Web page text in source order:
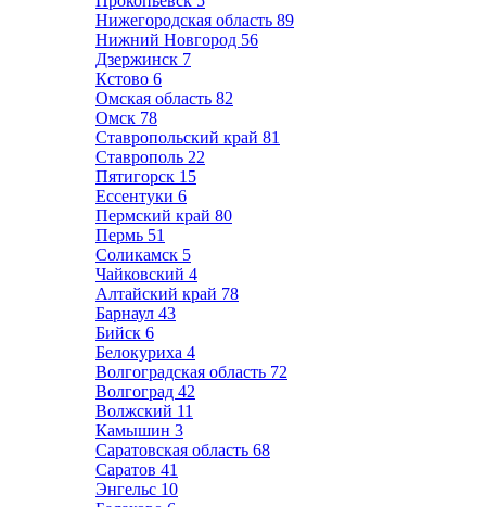
Нижегородская область 89
Нижний Новгород 56
Дзержинск 7
Кстово 6
Омская область 82
Омск 78
Ставропольский край 81
Ставрополь 22
Пятигорск 15
Ессентуки 6
Пермский край 80
Пермь 51
Соликамск 5
Чайковский 4
Алтайский край 78
Барнаул 43
Бийск 6
Белокуриха 4
Волгоградская область 72
Волгоград 42
Волжский 11
Камышин 3
Саратовская область 68
Саратов 41
Энгельс 10